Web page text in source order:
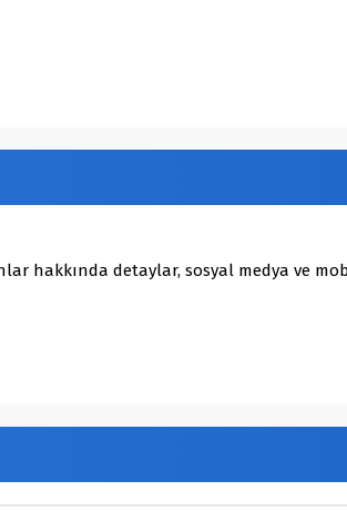
hakkında detaylar, sosyal medya ve